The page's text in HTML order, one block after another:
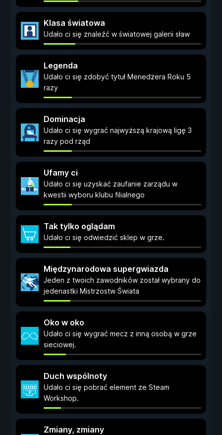
Klasa światowa
Udało ci się znaleźć w światowej galerii sław
Legenda
Udało ci się zdobyć tytuł Menedżera Roku 5
razy
Dominacja
Udało ci się wygrać najwyższą krajową ligę 3
razy pod rząd
Ufamy ci
Udało ci się uzyskać zaufanie zarządu w
kwestii wyboru klubu filialnego
Tak tylko oglądam
Udało ci się odwiedzić sklep w grze.
Międzynarodowa supergwiazda
Jeden z twoich zawodników został wybrany do
jedenastki Mistrzostw Świata
Oko w oko
Udało ci się wygrać mecz z inną osobą w grze
sieciowej.
Duch wspólnoty
Udało ci się pobrać element ze Steam
Workshop.
Zmiany, zmiany